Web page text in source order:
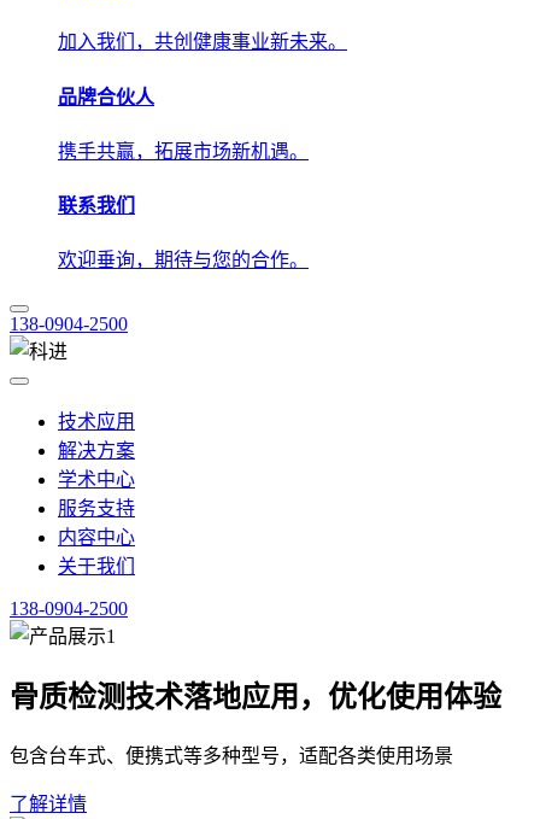
加入我们，共创健康事业新未来。
品牌合伙人
携手共赢，拓展市场新机遇。
联系我们
欢迎垂询，期待与您的合作。
138-0904-2500
技术应用
解决方案
学术中心
服务支持
内容中心
关于我们
138-0904-2500
骨质检测技术落地应用，优化使用体验
包含台车式、便携式等多种型号，适配各类使用场景
了解详情